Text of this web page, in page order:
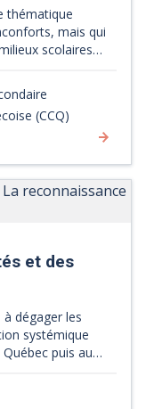
thématique
mais qui
scolaires
actuel de
(CCQ)
et des
dégager les
systémique
puis au